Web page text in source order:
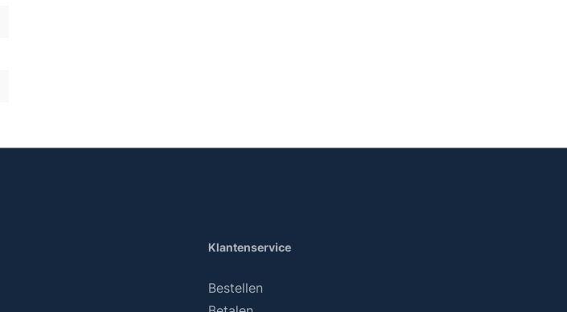
Klantenservice
Bestellen